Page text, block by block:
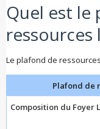
Quel est le
ressources
Le plafond de
Plafond de
Composition du Foyer